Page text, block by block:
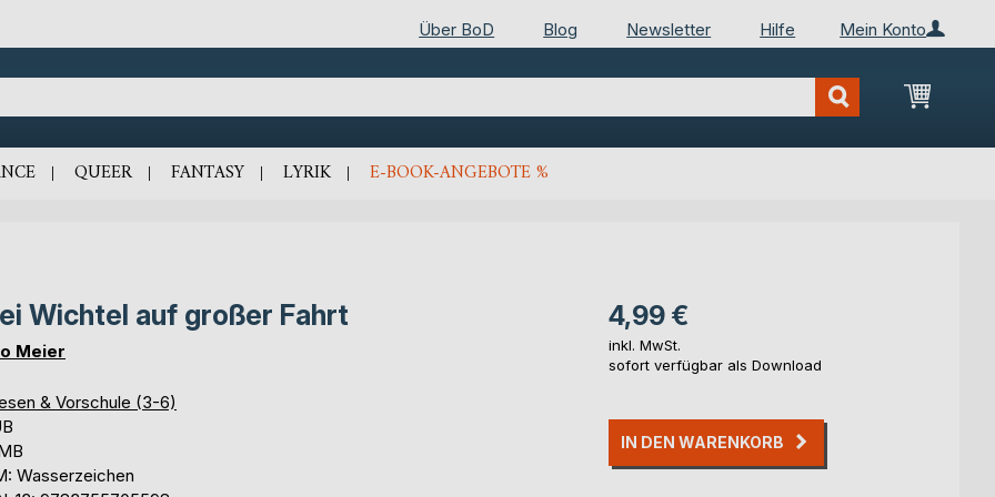
Mein Konto
Über BoD Blog Newsletter Hilfe
Mein
QUEER FANTASY LYRIK E-BOOK-ANGEBOTE %
Wichtel auf großer Fahrt
Meier
& Vorschule (3-6)
Wasserzeichen
4,99 €
inkl. MwSt.
sofort verfügbar als Download
IN DEN WARENKORB